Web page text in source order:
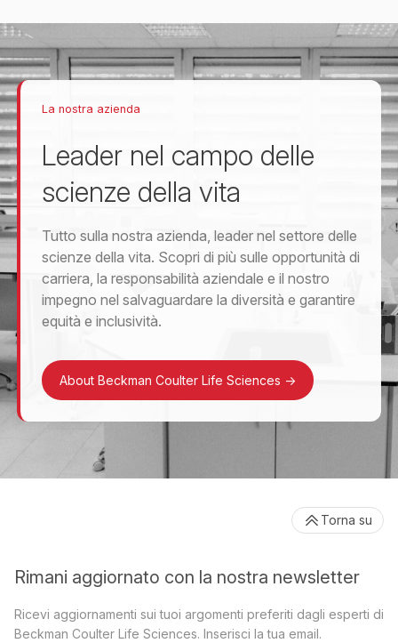
La nostra azienda
Leader nel campo delle
scienze della vita
Tutto sulla nostra azienda, leader nel settore delle
scienze della vita. Scopri di più sulle opportunità di
carriera, la responsabilità aziendale e il nostro
impegno nel salvaguardare la diversità e garantire
equità e inclusività.
About Beckman Coulter Life Sciences ->
Rimani aggiornato con la nostra newsletter
Ricevi aggiornamenti sui tuoi argomenti preferiti dagli esperti di
Beckman Coulter Life Sciences. Inserisci la tua email.
Torna su